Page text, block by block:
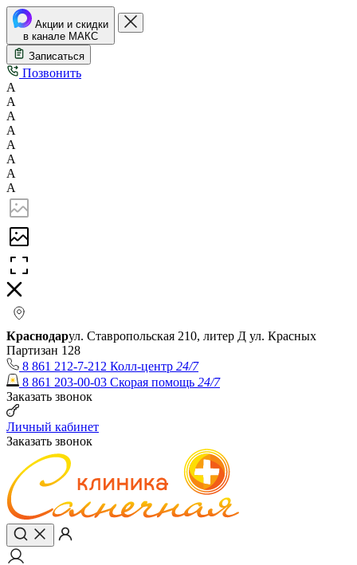
Акции и скидки
в канале МАКС
Записаться
Позвонить
А
А
А
А
А
А
А
А
Краснодарул. Ставропольская 210, литер Д ул. Красных
Партизан 128
8 861 212-7-212 Колл-центр 24/7
8 861 203-00-03 Скорая помощь 24/7
Заказать звонок
Личный кабинет
Заказать звонок